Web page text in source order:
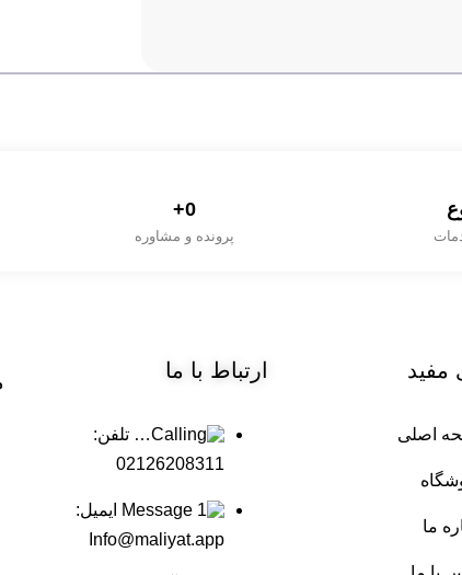
پرونده و مشاوره
0
+
مفید
اصلی
ما
ارتباط با ما
تلفن:
02126208311
ایمیل:
Info@maliyat.app